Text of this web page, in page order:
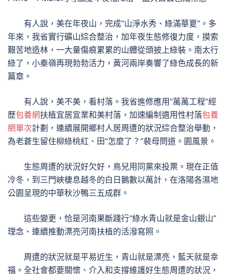
有人說，美在年夜山，完成“山淨水秀、綠滿華夏”。多
年來，我省實行礦山綜合整治，加年夜生態修復力度，摸索
艱苦地造林，一大量傷痕累累的山體從頭披上綠裝。南太行
綠了，小秦嶺再現勃勃活力，黃河兩岸奏響了綠色成長的新
篇章。
有人說，美不美，看村落。我省進修應用“萬萬工程”經
歷包養網扶植宜居宜業和美村落，加速編制適用性村落包養
網單次計劃，連續展開鄉村人居周遭的狀況綜合整治舉動，
為老蒼生留住柳綠桃紅、田“怎麼了？”裴母問道。園風景。
生態周遭的狀況好欠好，鳥兒用同黨來投票。現在正值
冷冬，到三門峽棲息越冬的白日鵝數以萬計，在洛陽各濕地
公園呈現的中華秋沙鴨三五成群。
這些變更，恰是河南果斷踐行“綠水青山就是金山銀山”
理念、連續推動漂亮河南扶植的活潑寫照。
周遭的狀況就是平易近生，青山就是漂亮，藍天就是幸
福。全社會都要關懷、介入和支撐維護好生態周遭的狀況，